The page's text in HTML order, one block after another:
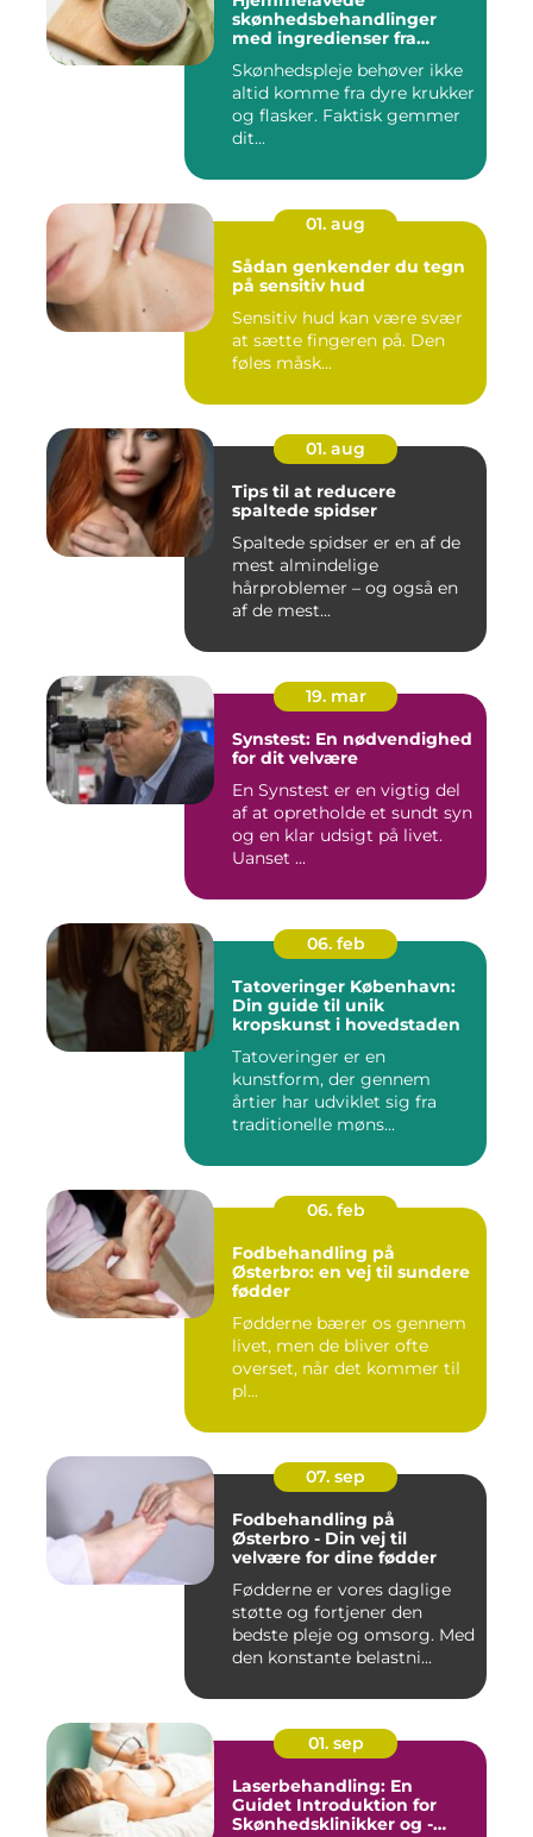
skønhedsbehandlinger
med ingredienser fra
Skønhedspleje behøver ikke
altid komme fra dyre krukker
og flasker. Faktisk gemmer
dit...
01. aug
Sådan genkender du tegn
på sensitiv hud
Sensitiv hud kan være svær
at sætte fingeren på. Den
føles måsk...
01. aug
Tips til at reducere
spaltede spidser
Spaltede spidser er en af de
mest almindelige
hårproblemer – og også en
af de mest...
19. mar
Synstest: En nødvendighed
for dit velvære
En Synstest er en vigtig del
af at opretholde et sundt syn
og en klar udsigt på livet.
Uanset ...
06. feb
Tatoveringer København:
Din guide til unik
kropskunst i hovedstaden
Tatoveringer er en
kunstform, der gennem
årtier har udviklet sig fra
traditionelle møns...
06. feb
Fodbehandling på
Østerbro: en vej til sundere
fødder
Fødderne bærer os gennem
livet, men de bliver ofte
overset, når det kommer til
pl...
07. sep
Fodbehandling på
Østerbro - Din vej til
velvære for dine fødder
Fødderne er vores daglige
støtte og fortjener den
bedste pleje og omsorg. Med
den konstante belastni...
01. sep
Laserbehandling: En
Guidet Introduktion for
Skønhedsklinikker og -